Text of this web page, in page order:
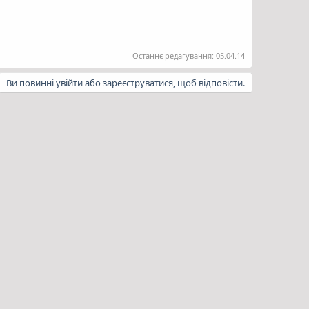
Останнє редагування: 05.04.14
Ви повинні увійти або зареєструватися, щоб відповісти.